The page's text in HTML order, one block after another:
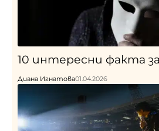
10 интересни факта
Диана Игнатова01.04.2026